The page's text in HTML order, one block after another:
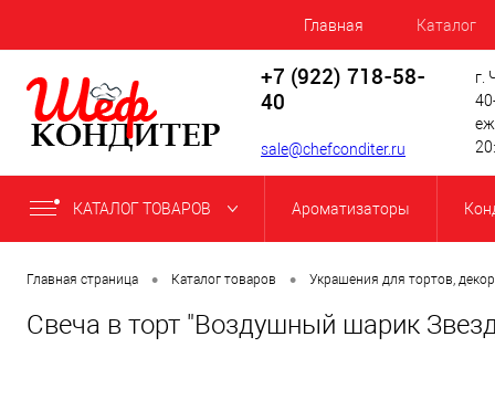
Главная Каталог
+7 (922) 718-58-
40
sale@chefconditer.ru
г.
КАТАЛОГ ТОВАРОВ Ароматизаторы
Главная страница • Каталог товаров • Украшения для тортов, декор
Свеча в торт "Воздушный шарик